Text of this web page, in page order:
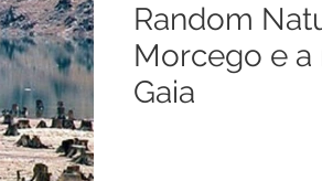
Random
Morcego e
Gaia